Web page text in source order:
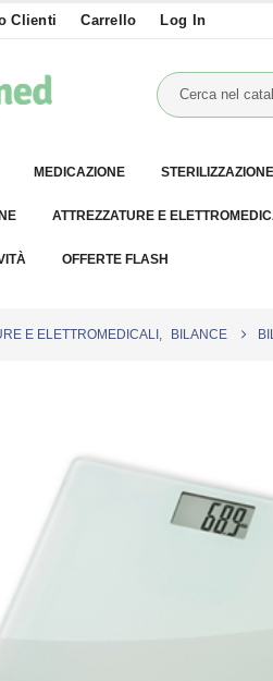
Clienti Carrello Log In
MEDICAZIONE STERILIZZAZIONE
ATTREZZATURE E
OFFERTE FLASH
E ELETTROMEDICALI BILANCE